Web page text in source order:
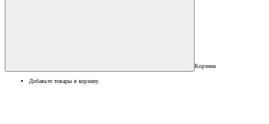
Корзина
Добавьте товары в корзину.